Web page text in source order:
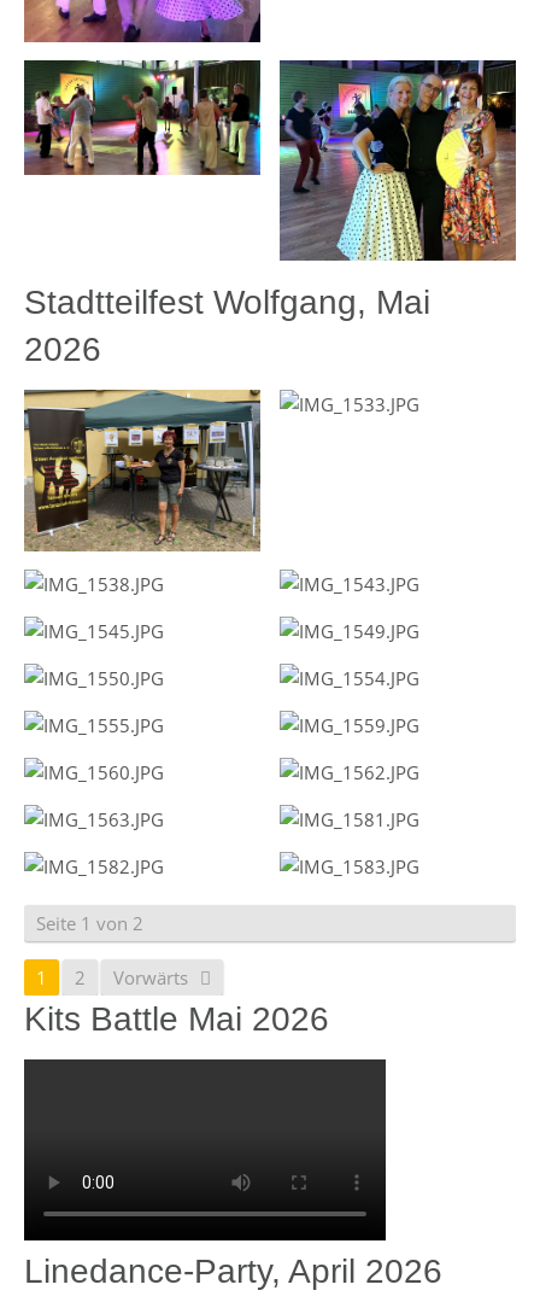
Stadtteilfest Wolfgang, Mai
2026
Seite 1 von 2
1 2 Vorwärts
Kits Battle Mai 2026
Linedance-Party, April 2026